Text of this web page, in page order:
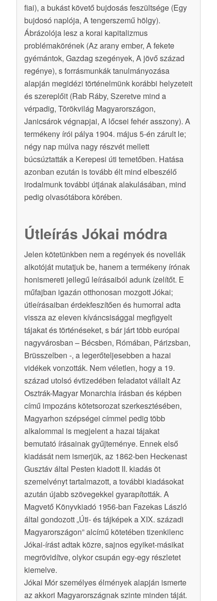
fiai), a bukást követő bujdosás feszültsége (Egy
bujdosó naplója, A tengerszemű hölgy).
Ábrázolója lesz a korai kapitalizmus
problémakörének (Az arany ember, A fekete
gyémántok, Gazdag szegények, A jövő század
regénye), s forrásmunkák tanulmányozása
alapján megidézi történelmünk korábbi helyzeteit
és szereplőit (Rab Ráby, Szeretve mind a
vérpadig, Törökvilág Magyarországon,
Janicsárok végnapjai, A lőcsei fehér asszony). A
termékeny írói pálya 1904. május 5-én zárult le;
négy nap múlva nagy részvét mellett
búcsúztatták a Kerepesi úti temetőben. Hatása
azonban ezután is tovább élt mind elbeszélő
irodalmunk további útjának alakulásában, mind
pedig olvasótábora körében.
Útleírás Jókai módra
Jelen kötetünkben nem a regények és novellák
alkotóját mutatjuk be, hanem a termékeny írónak
honismereti jellegű leírásaiból adunk ízelítőt. E
műfajban igazán otthonosan mozgott Jókai;
útleírásaiban érdekfeszítően és humorral adta
vissza az eleven kíváncsisággal megfigyelt
tájakat és történéseket, s bár járt több európai
nagyvárosban – Bécsben, Rómában, Párizsban,
Brüsszelben -, a legerőteljesebben a hazai
vidékek vonzották. Nem véletlen, hogy a 19.
század utolsó évtizedében feladatot vállalt Az
Osztrák-Magyar Monarchia írásban és képben
című impozáns kötetsorozat szerkesztésében,
Magyarhon szépségei címmel pedig több
alkalommal is megjelent a hazai tájakat
bemutató írásainak gyűjteménye. Ennek első
kiadását nem ismerjük, az 1862-ben Heckenast
Gusztáv által Pesten kiadott II. kiadás öt
szemelvényt tartalmazott, a további kiadásokat
azután újabb szövegekkel gyarapították. A
Magvető Könyvkiadó 1956-ban Fazekas László
által gondozott „Úti- és tájképek a XIX. századi
Magyarországon” alcímű kötetében tizenkilenc
Jókai-írást adtak közre, sajnos egyiket-másikat
megrövidítve, olykor csupán egy-egy részletet
kiemelve.
Jókai Mór személyes élmények alapján ismerte
az akkori Magyarországnak szinte minden táját.